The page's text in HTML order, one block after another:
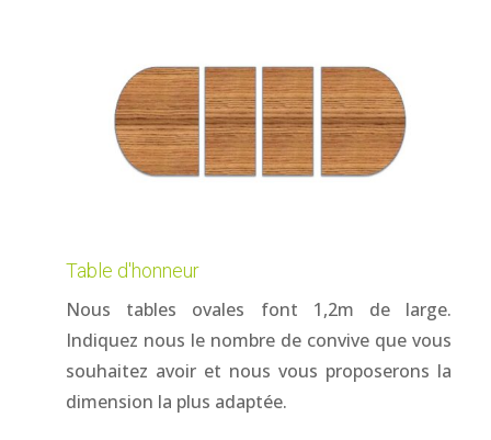
Table d'honneur
Nous tables ovales font 1,2m de large.
Indiquez nous le nombre de convive que vous
souhaitez avoir et nous vous proposerons la
dimension la plus adaptée.